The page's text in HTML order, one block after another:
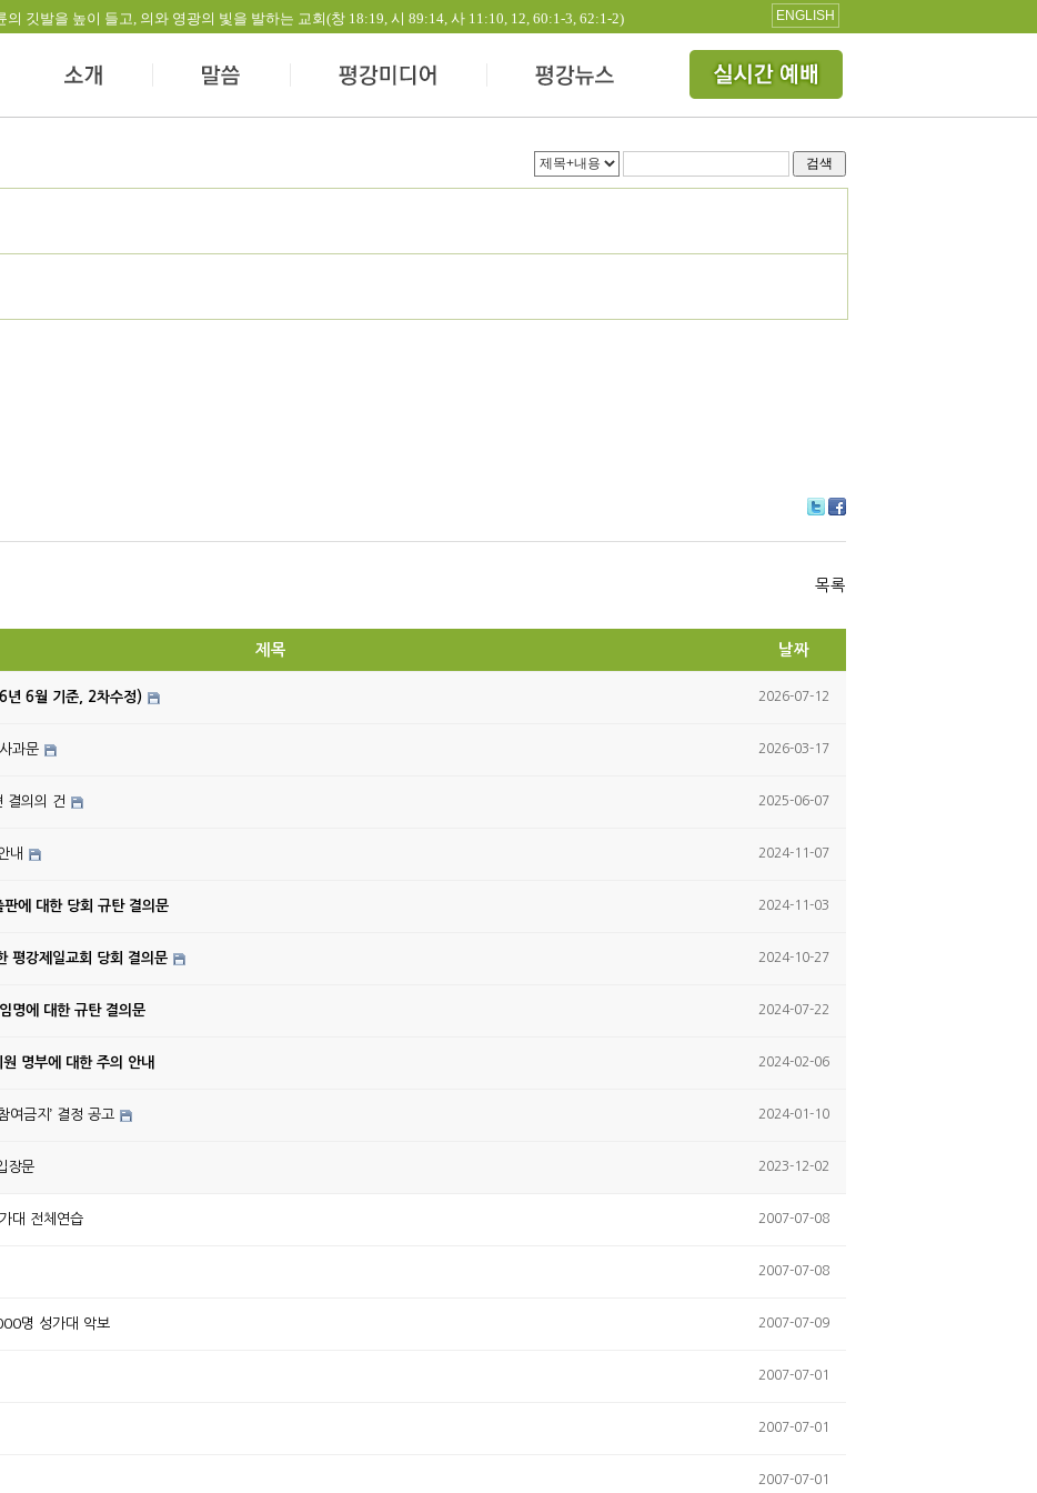
의 깃발을 높이 들고, 의와 영광의 빛을 발하는 교회(창 18:19, 시 89:14, 사 11:10, 12, 60:1-3, 62:1-2) ENGLISH
검색
itte ce
ok
목록
제목 날짜
년 6월 기준, 2차수정) 2026-07-12
과문 2026-03-17
결의의 건 2025-06-07
내 2024-11-07
에 대한 당회 규탄 결의문 2024-11-03
평강제일교회 당회 결의문 2024-10-27
명에 대한 규탄 결의문 2024-07-22
명부에 대한 주의 안내 2024-02-06
여금지’ 결정 공고 2024-01-10
장문 2023-12-02
대 전체연습 2007-07-08
2007-07-08
명 성가대 악보 2007-07-09
2007-07-01
2007-07-01
2007-07-01